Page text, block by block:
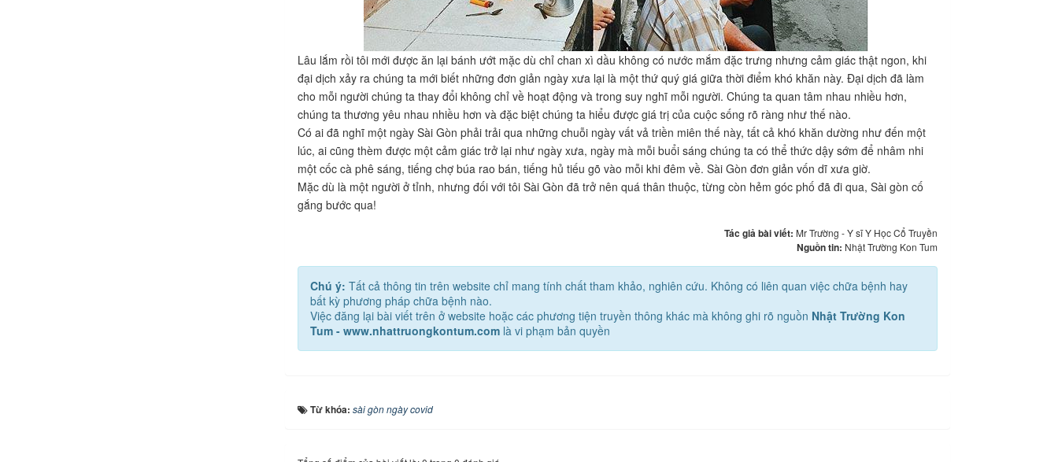
Lâu lắm rồi tôi mới được ăn lại bánh ướt mặc dù chỉ chan xì dầu không có nước mắm đặc trưng nhưng cảm giác thật ngon, khi
đại dịch xảy ra chúng ta mới biết những đơn giản ngày xưa lại là một thứ quý giá giữa thời điểm khó khăn này. Đại dịch đã làm
cho mỗi người chúng ta thay đổi không chỉ về hoạt động và trong suy nghĩ mỗi người. Chúng ta quan tâm nhau nhiều hơn,
chúng ta thương yêu nhau nhiều hơn và đặc biệt chúng ta hiểu được giá trị của cuộc sống rõ ràng như thế nào.
Có ai đã nghĩ một ngày Sài Gòn phải trải qua những chuỗi ngày vất vả triền miên thế này, tất cả khó khăn dường như đến một
lúc, ai cũng thèm được một cảm giác trở lại như ngày xưa, ngày mà mỗi buổi sáng chúng ta có thể thức dậy sớm để nhâm nhi
một cốc cà phê sáng, tiếng chợ búa rao bán, tiếng hủ tiếu gõ vào mỗi khi đêm về. Sài Gòn đơn giản vốn dĩ xưa giờ.
Mặc dù là một người ở tỉnh, nhưng đối với tôi Sài Gòn đã trở nên quá thân thuộc, từng còn hẻm góc phố đã đi qua, Sài gòn cố
gắng bước qua!
Tác giả bài viết: Mr Trường - Y sĩ Y Học Cổ Truyền
Nguồn tin: Nhật Trường Kon Tum
Chú ý: Tất cả thông tin trên website chỉ mang tính chất tham khảo, nghiên cứu. Không có liên quan việc chữa bệnh hay
bất kỳ phương pháp chữa bệnh nào.
Việc đăng lại bài viết trên ở website hoặc các phương tiện truyền thông khác mà không ghi rõ nguồn Nhật Trường Kon
Tum - www.nhattruongkontum.com là vi phạm bản quyền
Từ khóa: sài gòn ngày covid